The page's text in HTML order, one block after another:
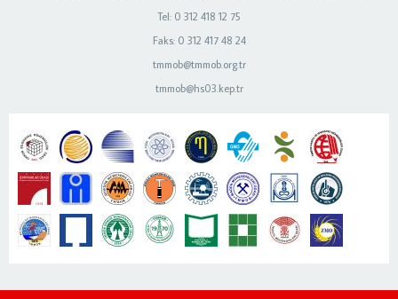
Tel: 0 312 418 12 75
Faks: 0 312 417 48 24
tmmob@tmmob.org.tr
tmmob@hs03.kep.tr